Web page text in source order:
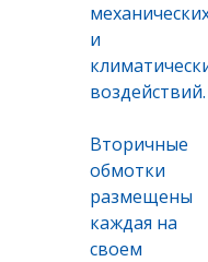
и
воздействий.
Вторичные
обмотки
размещены
каждая на
своем